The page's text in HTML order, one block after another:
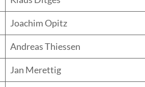
Joachim Opitz
Andreas Thiessen
Jan Merettig